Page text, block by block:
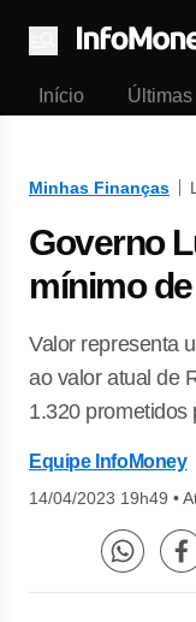
Menu
Início
Minhas Finanças
Governo
mínimo
Valor representa
ao valor atual de
1.320 prometidos
Equipe InfoMoney
14/04/2023 19h49 •